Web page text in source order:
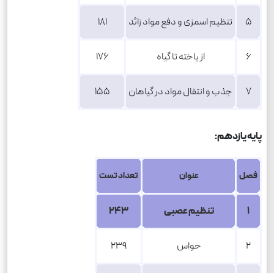
5 تنظیم اسمزی و دفع مواد زائد 181
6 از یاخته تا گیاه 176
7 جذب و انتقال مواد در گیاهان 155
پایه یازدهم:
فصل عنوان تعداد تست
1 تنظیم عصبی 243
2 حواس 239